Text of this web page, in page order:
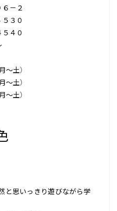
６－２
５３０
５４０
～土）
～土）
～土）
と思いっきり遊びながら学